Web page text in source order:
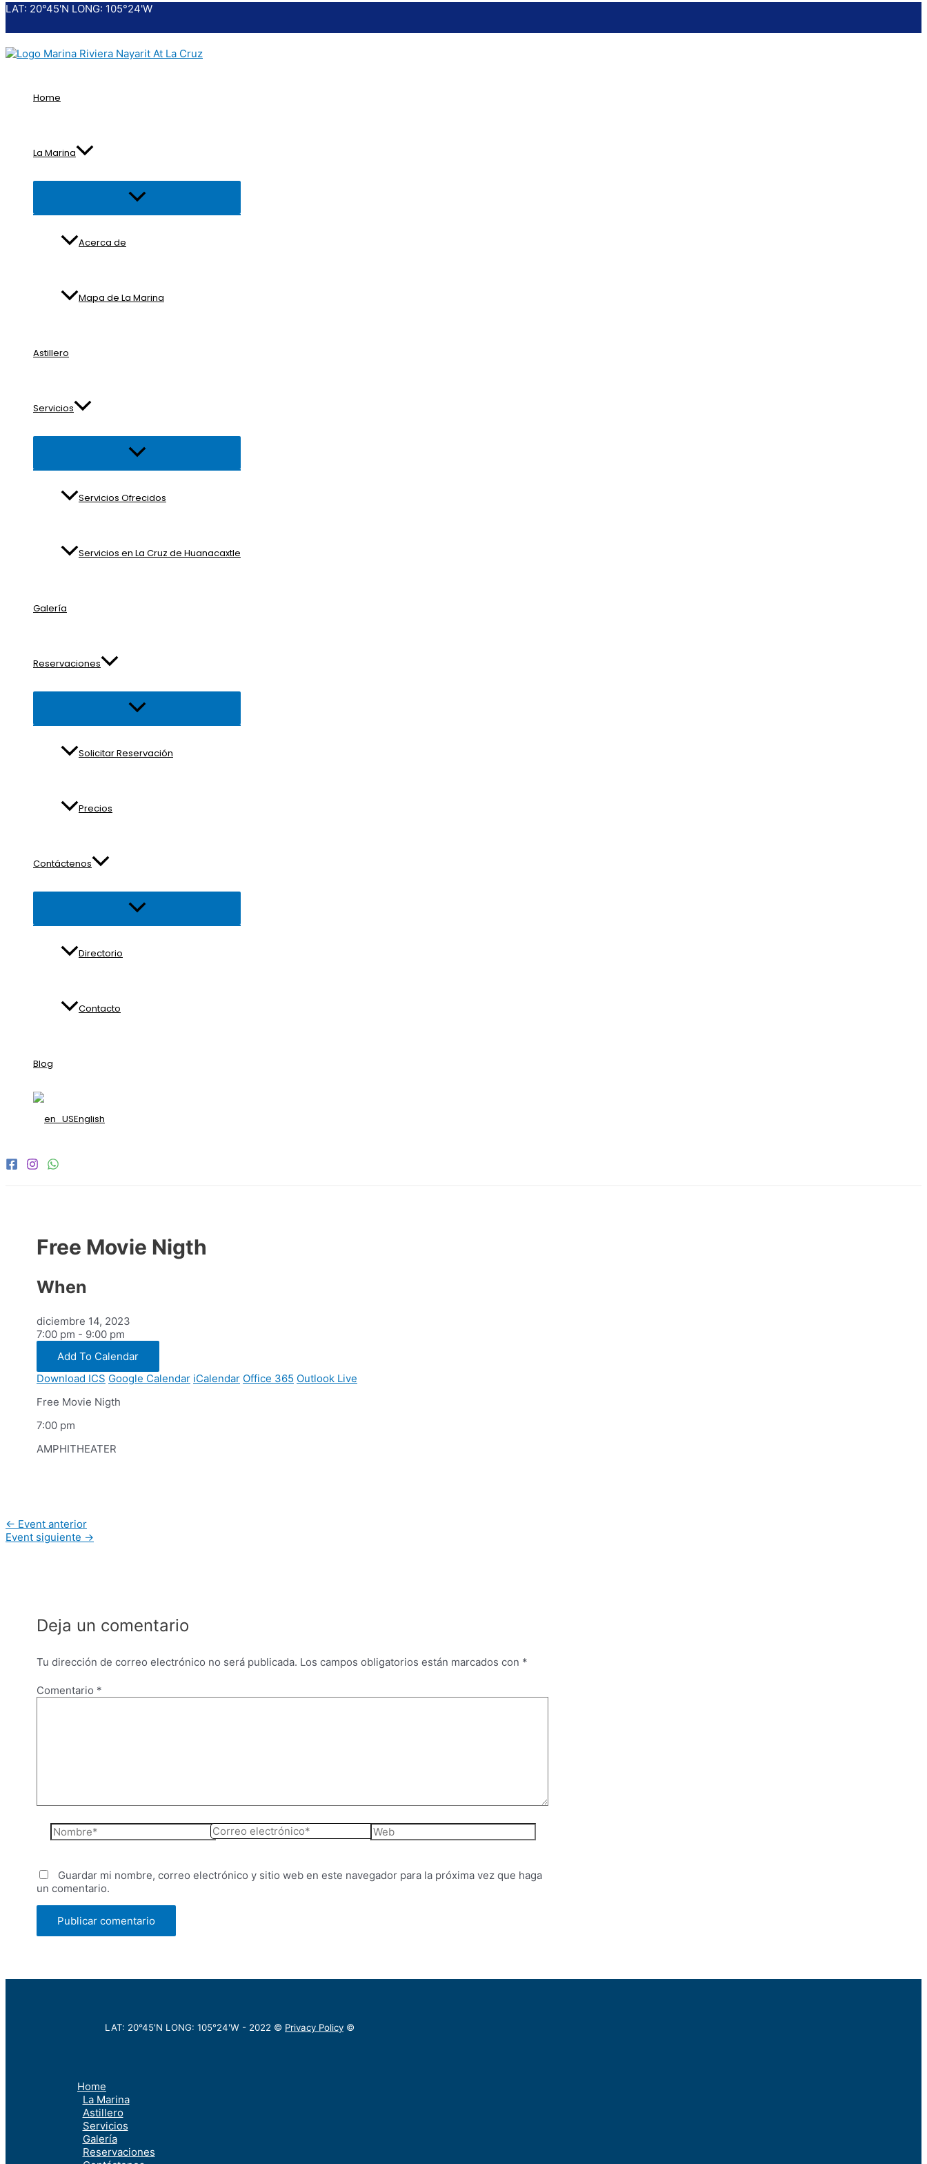
Ir
contenido
LAT: 20°45'N LONG: 105°24'W
Home
La Marina
Alternar
menú
Acerca de
Mapa de La Marina
Astillero
Servicios
Alternar
menú
Servicios Ofrecidos
Servicios en La Cruz de Huanacaxtle
Galería
Reservaciones
Alternar
menú
Solicitar Reservación
Precios
Contáctenos
Alternar
menú
Directorio
Contacto
Blog
English
Free Movie Nigth
When
diciembre 14, 2023
7:00 pm - 9:00 pm
Add To Calendar
Download ICS Google Calendar iCalendar Office 365 Outlook Live
Free Movie Nigth
7:00 pm
AMPHITHEATER
Navegación
de
← Event anterior
Event siguiente →
Deja un comentario
Tu dirección de correo electrónico no será publicada. Los campos obligatorios están marcados con *
Comentario *
Nombre*
Correo
electrónico*
Web
Guardar mi nombre, correo electrónico y sitio web en este navegador para la próxima vez que haga
un comentario.
LAT: 20°45'N LONG: 105°24'W - 2022 © Privacy Policy ©
Home
La Marina
Astillero
Servicios
Galería
Reservaciones